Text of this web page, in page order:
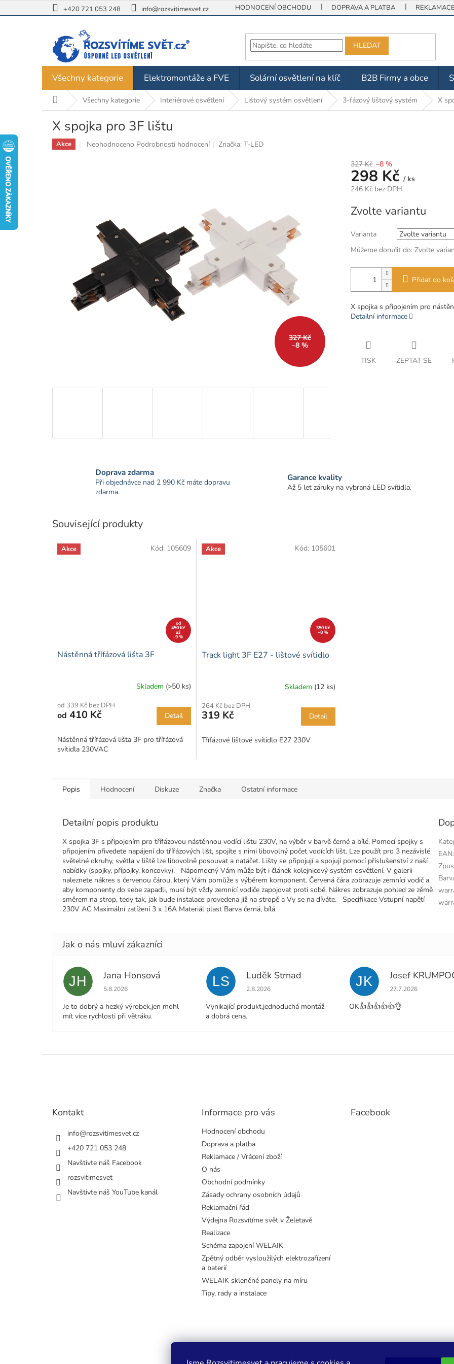
na
+420 721 053 248 info@rozsvitimesvet.cz HODNOCENÍ OBCHODU DOPRAVA A PLATBA
HLEDAT
Všechny kategorie Elektromontáže a FVE Solární osvětlení na klíč B2B Firmy a obce
Domů Všechny kategorie Interiérové osvětlení Lištový systém osvětlení 3-fázový lištový systém X
X spojka pro 3F lištu
Akce
Průměrné
Neohodnoceno Podrobnosti hodnocení Značka:T-LED
327 Kč
–8 %
327 Kč –8 %
298 Kč / ks
246 Kč bez DPH
cena:
Zvolte variantu
Varianta
Můžeme doručit do: Zvolte
Přidat do
X spojka s připojením pro
Detailní informace
TISK ZEPTAT SE
Doprava zdarma
Při objednávce nad 2 990 Kč máte dopravu
zdarma.
Garance kvality
Až 5 let záruky na vybraná LED svítidla.
Související produkty
Akce
od
450 Kč
až
–9 %
Nástěnná třífázová lišta 3F
produktu
je
z
5
Skladem (>50 ks)
od 339 Kč bez DPH
od 410 Kč Detail
Nástěnná třífázová lišta 3F pro třífázová
svítidla 230VAC
Kód: 105609 Akce
350 Kč
–8 %
Track light 3F E27 - lištové svítidlo
Skladem (12 ks)
264 Kč bez DPH
319 Kč Detail
Třífázové lištové svítidlo E27 230V
Kód: 105601
Popis Hodnocení Diskuze Značka Ostatní informace
Detailní popis produktu
X spojka 3F s připojením pro třífázovou nástěnnou vodící lištu 230V, na výběr v barvě černé a bílé. Pomocí spojky s
připojením přivedete napájení do třífázových lišt, spojíte s nimi libovolný počet vodících lišt. Lze použít pro 3 nezávislé
světelné okruhy, světla v liště lze libovolně posouvat a natáčet. Lišty se připojují a spojují pomocí příslušenství z naší
nabídky (spojky, přípojky, koncovky). Nápomocný Vám může být i článek kolejnicový systém osvětlení. V galerii
naleznete nákres s červenou čárou, který Vám pomůže s výběrem komponent. Červená čára zobrazuje zemnící vodič a
aby komponenty do sebe zapadli, musí být vždy zemnící vodiče zapojovat proti sobě. Nákres zobrazuje pohled ze zěmě
směrem na strop, tedy tak, jak bude instalace provedena již na stropě a Vy se na díváte. Specifikace Vstupní napětí
230V AC Maximální zatížení 3 x 16A Materiál plast Barva černá, bílá
EAN:
JH Jana Honsová
Hodnocení obchodu je 5 z 5 hvězdiček.
5.8.2026
Je to dobrý a hezký výrobek,jen mohl
mít více rychlosti při větráku.
LS Luděk Strnad
Hodnocení obchodu je 5 z 5 hvězdiček.
2.8.2026
Vynikající produkt,jednoduchá montáž
a dobrá cena.
JK Josef
Hodnocení
27.7.2026
OK👍👍👍👍👍👌
Kontakt
info@rozsvitimesvet.cz
+420 721 053 248
Navštivte náš Facebook
rozsvitimesvet
Navštivte náš YouTube kanál
Informace pro vás
Hodnocení obchodu
Doprava a platba
Reklamace / Vrácení zboží
O nás
Obchodní podmínky
Zásady ochrany osobních údajů
Reklamační řád
Výdejna Rozsvítíme svět v Želetavě
Realizace
Schéma zapojení WELAIK
Zpětný odběr vysloužilých elektrozařízení
a baterií
WELAIK skleněné panely na míru
Tipy, rady a instalace
Facebook